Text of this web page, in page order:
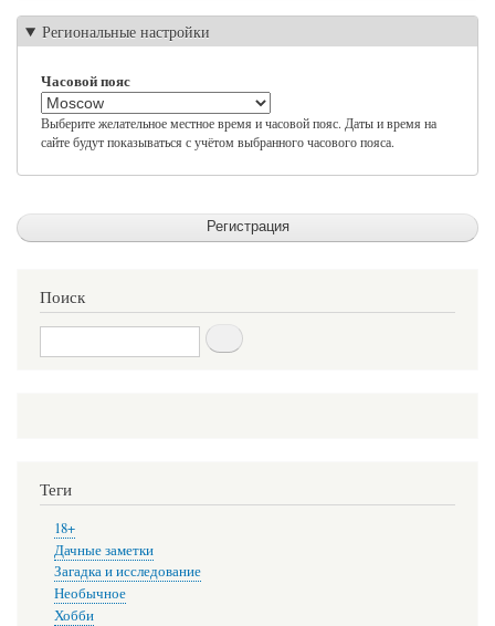
Региональные настройки
Часовой пояс
Выберите желательное местное время и часовой пояс. Даты и время на
сайте будут показываться с учётом выбранного часового пояса.
Поиск
Поиск
Теги
18+
Дачные заметки
Загадка и исследование
Необычное
Хобби